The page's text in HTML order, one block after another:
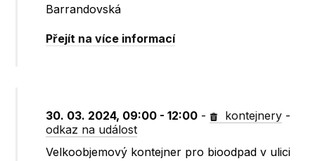
Barrandovská
Přejít na více informací
30. 03. 2024, 09:00 - 12:00 - kontejnery -
odkaz na událost
Velkoobjemový kontejner pro bioodpad v ulici